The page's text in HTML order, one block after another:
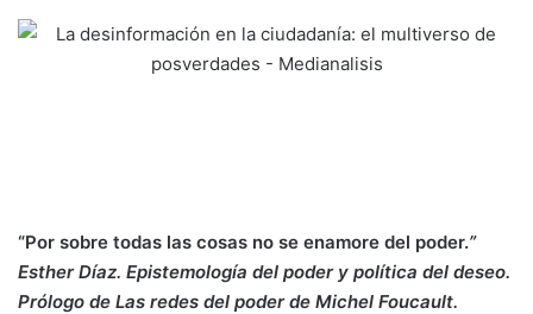
“Por sobre todas las cosas no se enamore del poder.”
Esther Díaz. Epistemología del poder y política del deseo.
Prólogo de Las redes del poder de Michel Foucault.